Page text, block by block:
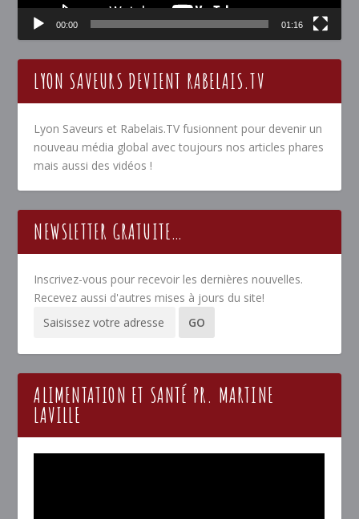
00:00 01:16
LYON SAVEURS DEVIENT RABELAIS.TV
Lyon Saveurs et Rabelais.TV fusionnent pour devenir un
nouveau média global avec toujours nos articles phares
mais aussi des vidéos !
NEWSLETTER GRATUITE…
Inscrivez-vous pour recevoir les dernières nouvelles.
Recevez aussi d'autres mises à jours du site!
ALIMENTATION ET SANTÉ PR. MARTINE
LAVILLE